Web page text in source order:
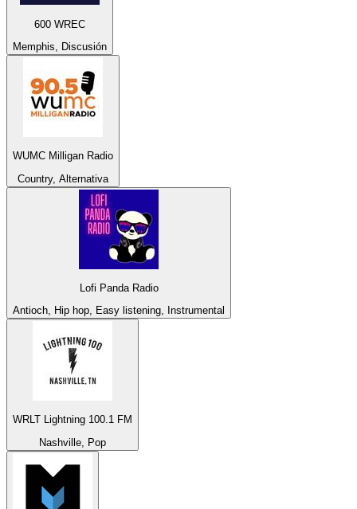
600 WREC
Memphis, Discusión
WUMC Milligan Radio
Country, Alternativa
Lofi Panda Radio
Antioch, Hip hop, Easy listening, Instrumental
WRLT Lightning 100.1 FM
Nashville, Pop